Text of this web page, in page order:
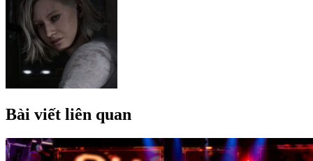
Bài viết liên quan